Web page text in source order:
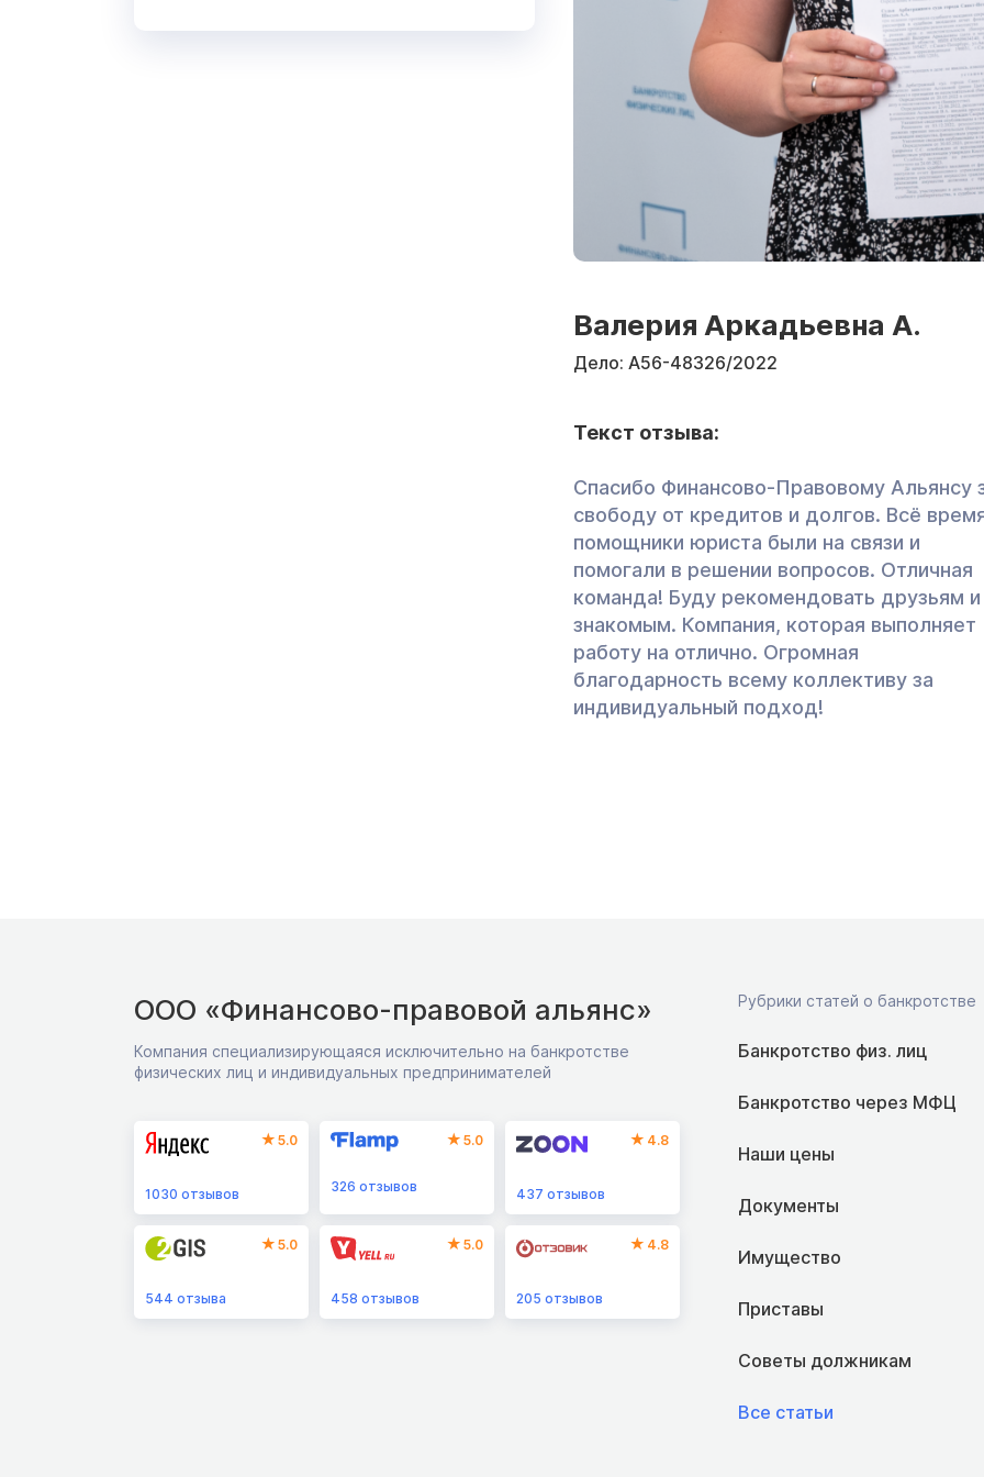
Валерия Аркадьевна А.
Дело: А56-48326/2022
Текст отзыва:
Спасибо Финансово-Правовому Альянсу
свободу от кредитов и долгов. Всё
помощники юриста были на связи и
помогали в решении вопросов. Отличная
команда! Буду рекомендовать друзьям и
знакомым. Компания, которая выполняет
работу на отлично. Огромная
благодарность всему коллективу за
индивидуальный подход!
ООО «Финансово-правовой альянс»
Компания специализирующаяся исключительно на банкротстве
физических лиц и индивидуальных предпринимателей
5.0
1030 отзывов
5.0
326 отзывов
4.8
437 отзывов
5.0
544 отзыва
5.0
458 отзывов
4.8
205 отзывов
Рубрики статей о банкротстве
Банкротство физ. лиц
Банкротство через МФЦ
Наши цены
Документы
Имущество
Приставы
Советы должникам
Все статьи